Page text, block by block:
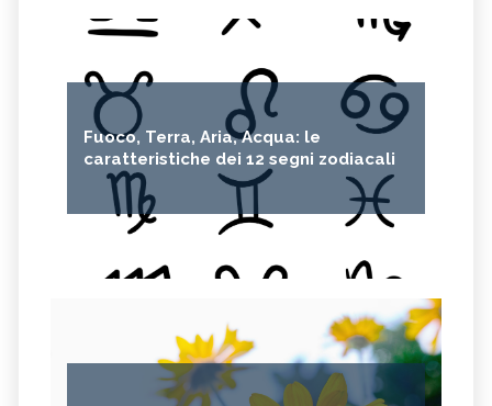
Fuoco, Terra, Aria, Acqua: le
caratteristiche dei 12 segni zodiacali